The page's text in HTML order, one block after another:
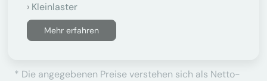
Kleinlaster
Mehr erfahren
* Die angegebenen Preise verstehen sich als Netto-